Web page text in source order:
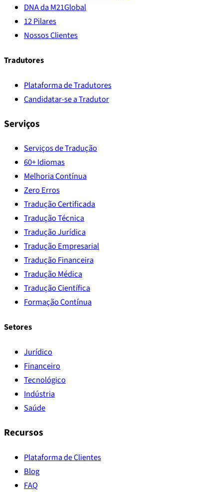
DNA da M21Global
12 Pilares
Nossos Clientes
Tradutores
Plataforma de Tradutores
Candidatar-se a Tradutor
Serviços
Serviços de Tradução
60+ Idiomas
Melhoria Contínua
Zero Erros
Tradução Certificada
Tradução Técnica
Tradução Jurídica
Tradução Empresarial
Tradução Financeira
Tradução Médica
Tradução Científica
Formação Contínua
Setores
Jurídico
Financeiro
Tecnológico
Indústria
Saúde
Recursos
Plataforma de Clientes
Blog
FAQ